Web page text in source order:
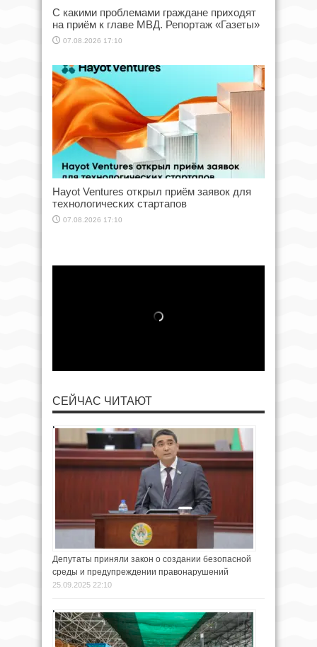
С какими проблемами граждане приходят
на приём к главе МВД. Репортаж «Газеты»
07.08.2026 17:10
Hayot Ventures открыл приём заявок для
технологических стартапов
07.08.2026 17:10
СЕЙЧАС ЧИТАЮТ
Депутаты приняли закон о создании безопасной
среды и предупреждении правонарушений
25.09.2025 22:10